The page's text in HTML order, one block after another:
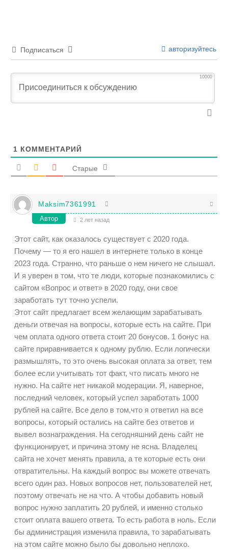
Подписаться авторизуйтесь
10000
1 КОММЕНТАРИЙ
Старые
Maksim7361991
Автор 2 лет назад
Этот сайт, как оказалось существует с 2020 года.
Почему — то я его нашел в интернете только в конце
2023 года. Странно, что раньше о нем ничего не слышал.
И я уверен в том, что те люди, которые познакомились с
сайтом «Вопрос и ответ» в 2020 году, они свое
заработать тут точно успели.
Этот сайт предлагает всем желающим зарабатывать
деньги отвечая на вопросы, которые есть на сайте. При
чем оплата одного ответа стоит 20 бонусов. 1 бонус на
сайте приравнивается к одному рублю. Если логически
размышлять, то это очень высокая оплата за ответ, тем
более если учитывать тот факт, что писать много не
нужно. На сайте нет никакой модерации. Я, наверное,
последний человек, который успел заработать 1000
рублей на сайте. Все дело в том,что я ответил на все
вопросы, который остались на сайте без ответов и
вывел вознаграждения. На сегодняшний день сайт не
функционирует, и причина этому не ясна. Владелец
сайта не хочет менять правила, а те которые есть они
отвратительны. На каждый вопрос вы можете отвечать
всего один раз. Новых вопросов нет, пользователей нет,
поэтому отвечать не на что. А чтобы добавить новый
вопрос нужно заплатить 20 рублей, и именно столько
стоит оплата вашего ответа. То есть работа в ноль. Если
бы администрация изменила правила, то зарабатывать
на этом сайте можно было бы довольно неплохо.